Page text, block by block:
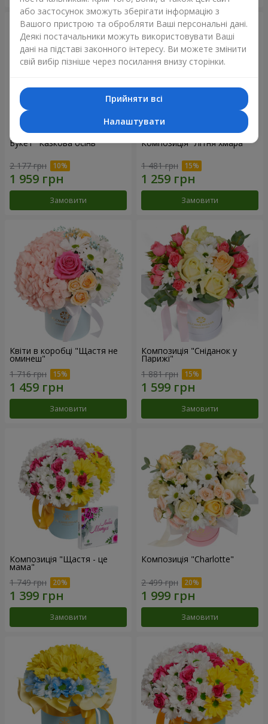
Букет "Казкова осінь"
2 177 грн
Замовити
Композиція "Літня хмара"
1 481 грн
Замовити
Квіти в коробці "Щастя не
оминеш"
1 716 грн
Замовити
Композиція "Сніданок у
Парижі"
1 881 грн
Замовити
Композиція "Щастя - це
мама"
1 749 грн
Замовити
Композиція "Charlotte"
2 499 грн
Замовити
або застосунок зможуть зберігати інформацію з
Вашого пристрою та обробляти Ваші персональні дані.
Деякі постачальники можуть використовувати Ваші
дані на підставі законного інтересу. Ви можете змінити
свій вибір пізніше через посилання внизу сторінки.
Прийняти всі
Налаштувати